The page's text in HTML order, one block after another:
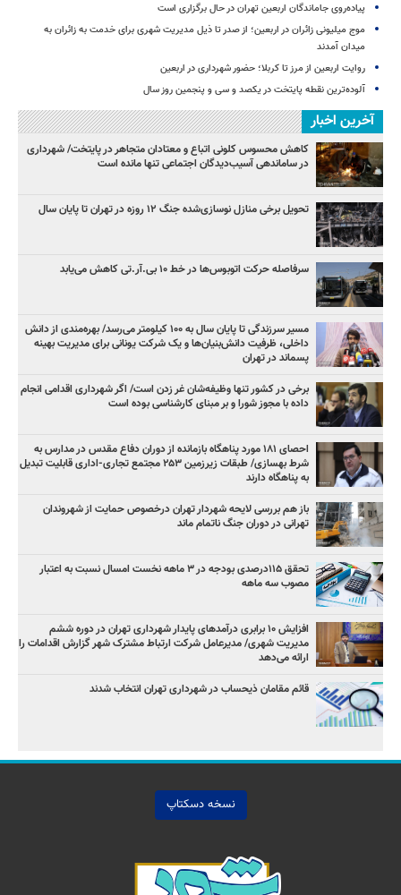
پیاده‌روی جاماندگان اربعین تهران در حال برگزاری است
موج میلیونی زائران در اربعین؛ از صدر تا ذیل مدیریت شهری برای خدمت به زائران به
میدان آمدند
روایت اربعین از مرز تا کربلا؛ حضور شهرداری در اربعین
آلوده‌ترین نقطه پایتخت در یکصد و سی‌ و پنجمین روز سال
آخرین اخبار
کاهش محسوس کلونی اتباع و معتادان متجاهر در پایتخت/ شهرداری
در ساماندهی آسیب‌دیدگان اجتماعی تنها مانده است
تحویل برخی منازل نوسازی‌شده جنگ ۱۲ روزه در تهران تا پایان سال
سرفاصله حرکت اتوبوس‌ها در خط ۱۰ بی‌.آر.تی کاهش می‌یابد
مسیر سرزندگی تا پایان سال به ۱۰۰ کیلومتر می‌رسد/ بهره‌مندی از دانش
داخلی، ظرفیت دانش‌بنیان‌ها و یک شرکت یونانی برای مدیریت بهینه
پسماند در تهران
برخی در کشور تنها وظیفه‌شان غر زدن است/ اگر شهرداری اقدامی انجام
داده با مجوز شورا و بر مبنای کارشناسی بوده است
احصای ۱۸۱ مورد پناهگاه بازمانده از دوران دفاع مقدس در مدارس به
شرط بهسازی/ طبقات زیرزمین ۲۵۳ مجتمع تجاری-اداری قابلیت تبدیل
به پناهگاه دارند
باز هم بررسی لایحه شهردار تهران درخصوص حمایت از شهروندان
تهرانی در دوران جنگ ناتمام ماند
تحقق ۱۱۵درصدی بودجه در ۳ ماهه نخست امسال نسبت به اعتبار
مصوب سه ماهه
افزایش ۱۰ برابری درآمدهای پایدار شهرداری تهران در دوره ششم
مدیریت شهری/ مدیرعامل شرکت ارتباط مشترک شهر گزارش اقدامات را
ارائه می‌دهد
قائم مقامان ذیحساب در شهرداری تهران انتخاب شدند
نسخه دسکتاپ